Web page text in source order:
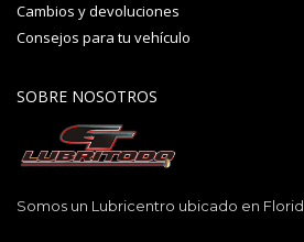
Cambios y devoluciones
Consejos para tu vehículo
SOBRE NOSOTROS
Somos un Lubricentro ubicado en